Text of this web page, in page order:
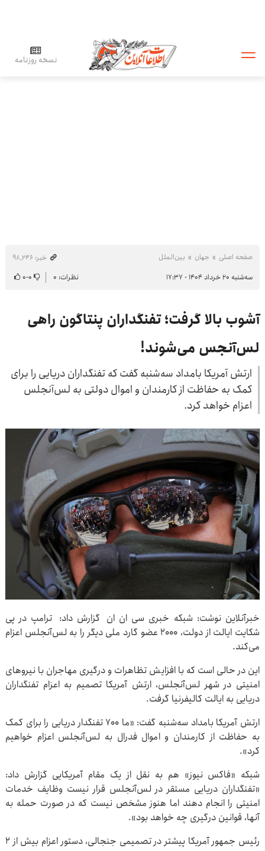
نسخه روزنامه
صفحه اصلی جهان بین‌الملل
خبر: ۹۸٬۲۴۶
سه‌شنبه ۲۰ خرداد ۱۴۰۴ - ۱۷:۳۷
نظرات: ۰ ۰-۰
آشوب بالا گرفت؛ تفنگداران پنتاگون راهی
لس‌آنجس می‌شوند!
ارتش آمریکا بامداد سه‌شنبه گفت که تفنگداران دریایی را برای
کمک به حفاظت از کارمندان و اموال دولتی به لس‌آنجلس
اعزام خواهد کرد.
خبرآنلاین نوشت: شبکه خبری سی ان ان گزارش داد: ترامپ در پی
شکایت ایالت از دولت، ۲۰۰۰ عضو گارد ملی دیگر را به لس‌آنجلس اعزام
می‌کند.
این در حالی است که با افزایش تظاهرات و درگیری مهاجران با نیروهای
امنیتی در شهر لس‌آنجلس، ارتش آمریکا تصمیم به اعزام تفنگداران
دریایی به ایالت کالیفرنیا گرفت.
ارتش آمریکا بامداد سه‌شنبه گفت: «ما ۷۰۰ تفنگدار دریایی را برای کمک
به حفاظت از کارمندان و اموال فدرال به لس‌آنجلس اعزام خواهیم
کرد».
شبکه «فاکس نیوز» هم به نقل از یک مقام آمریکایی گزارش داد:
«تفنگداران دریایی مستقر در لس‌آنجلس قرار نیست وظایف خدمات
امنیتی را انجام دهند اما هنوز مشخص نیست که در صورت حمله به
آنها، قوانین درگیری چه خواهد بود».
رئیس جمهور آمریکا پیشتر در تصمیمی جنجالی، دستور اعزام بیش از ۲